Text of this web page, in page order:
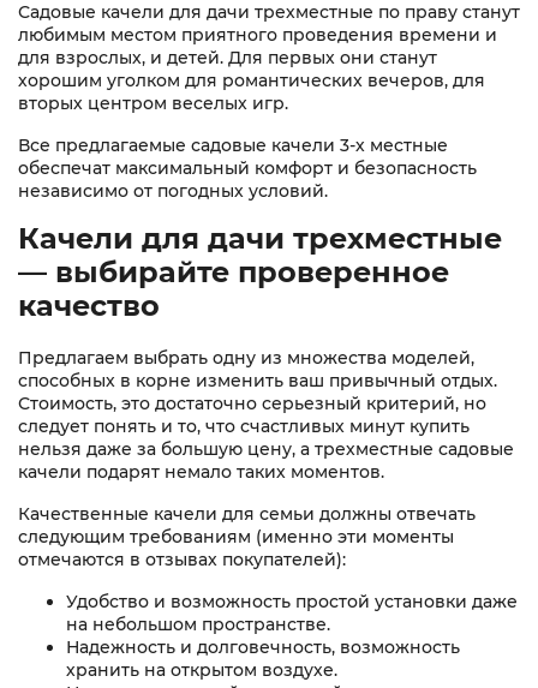
Садовые качели для дачи трехместные по праву станут
любимым местом приятного проведения времени и
для взрослых, и детей. Для первых они станут
хорошим уголком для романтических вечеров, для
вторых центром веселых игр.
Все предлагаемые садовые качели 3-х местные
обеспечат максимальный комфорт и безопасность
независимо от погодных условий.
Качели для дачи трехместные
— выбирайте проверенное
качество
Предлагаем выбрать одну из множества моделей,
способных в корне изменить ваш привычный отдых.
Стоимость, это достаточно серьезный критерий, но
следует понять и то, что счастливых минут купить
нельзя даже за большую цену, а трехместные садовые
качели подарят немало таких моментов.
Качественные качели для семьи должны отвечать
следующим требованиям (именно эти моменты
отмечаются в отзывах покупателей):
Удобство и возможность простой установки даже
на небольшом пространстве.
Надежность и долговечность, возможность
хранить на открытом воздухе.